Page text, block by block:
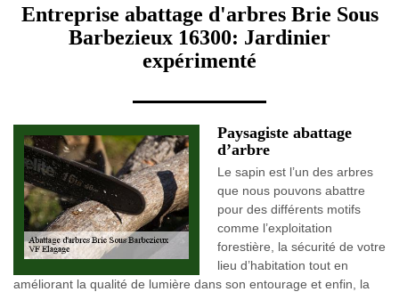
Entreprise abattage d'arbres Brie Sous
Barbezieux 16300: Jardinier
expérimenté
Paysagiste abattage
d’arbre
Le sapin est l’un des arbres
que nous pouvons abattre
pour des différents motifs
comme l’exploitation
forestière, la sécurité de votre
lieu d’habitation tout en
améliorant la qualité de lumière dans son entourage et enfin, la